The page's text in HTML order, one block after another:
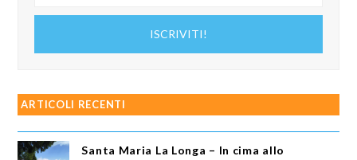
ISCRIVITI!
ARTICOLI RECENTI
Santa Maria La Longa – In cima allo